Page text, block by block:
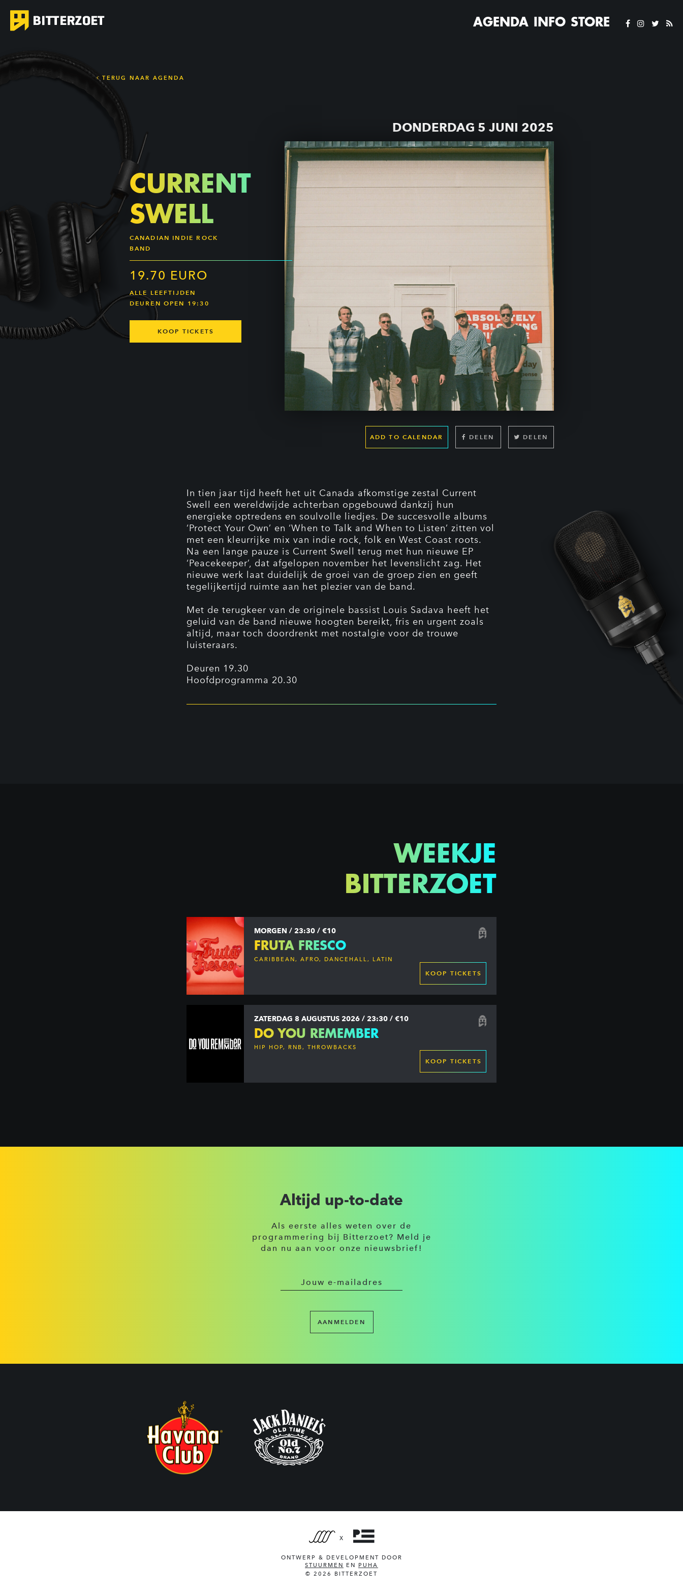
AGENDA INFO STORE
TERUG NAAR AGENDA
DONDERDAG 5 JUNI 2025
ADD TO CALENDAR DELEN DELEN
CURRENT
SWELL
CANADIAN INDIE ROCK
BAND
19.70 EURO
ALLE LEEFTIJDEN
DEUREN OPEN 19:30
KOOP TICKETS
In tien jaar tijd heeft het uit Canada afkomstige zestal Current
Swell een wereldwijde achterban opgebouwd dankzij hun
energieke optredens en soulvolle liedjes. De succesvolle albums
‘Protect Your Own’ en ‘When to Talk and When to Listen’ zitten vol
met een kleurrijke mix van indie rock, folk en West Coast roots.
Na een lange pauze is Current Swell terug met hun nieuwe EP
‘Peacekeeper’, dat afgelopen november het levenslicht zag. Het
nieuwe werk laat duidelijk de groei van de groep zien en geeft
tegelijkertijd ruimte aan het plezier van de band.
Met de terugkeer van de originele bassist Louis Sadava heeft het
geluid van de band nieuwe hoogten bereikt, fris en urgent zoals
altijd, maar toch doordrenkt met nostalgie voor de trouwe
luisteraars.
Deuren 19.30
Hoofdprogramma 20.30
WEEKJE
BITTERZOET
MORGEN / 23:30 / €10
FRUTA FRESCO
CARIBBEAN, AFRO, DANCEHALL, LATIN
KOOP TICKETS
ZATERDAG 8 AUGUSTUS 2026 / 23:30 / €10
DO YOU REMEMBER
HIP HOP, RNB, THROWBACKS
KOOP TICKETS
Altijd up-to-date
Als eerste alles weten over de
programmering bij Bitterzoet? Meld je
dan nu aan voor onze nieuwsbrief!
AANMELDEN
X
ONTWERP & DEVELOPMENT DOOR
STUURMEN
EN PUHA
© 2026 BITTERZOET